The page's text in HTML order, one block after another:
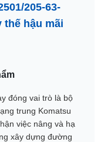
205-63-
thế hậu mãi
đóng vai trò là bộ
trung Komatsu
việc nâng và hạ
xây dựng đường